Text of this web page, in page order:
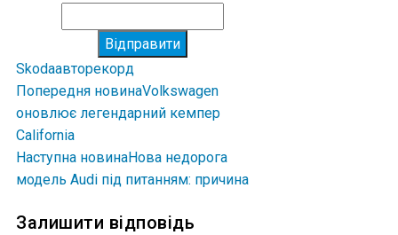
Відправити
Skodaавторекорд
Попередня новинаVolkswagen
оновлює легендарний кемпер
California
Наступна новинаНова недорога
модель Audi під питанням: причина
Залишити відповідь